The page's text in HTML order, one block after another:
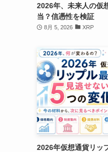
2026年、未来人の仮
当？信憑性を検証
8月 5, 2026 XRP
2026年仮想通貨リッ